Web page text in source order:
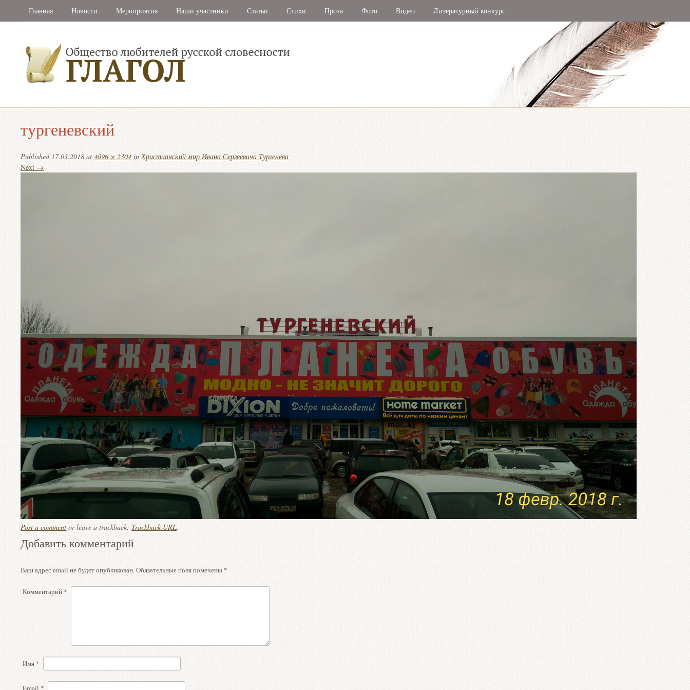
Главная Новости Мероприятия Наши участники Статьи Стихи Проза Фото Видео Литературный конкурс
тургеневский
Published 17.03.2018 at4096 × 2304 inХристианский мир Ивана Сергеевича Тургенева
Next →
Post a comment or leave a trackback: Trackback URL.
Добавить комментарий
Ваш адрес email не будет опубликован.Обязательные поля помечены *
Комментарий *
Имя *
Email *